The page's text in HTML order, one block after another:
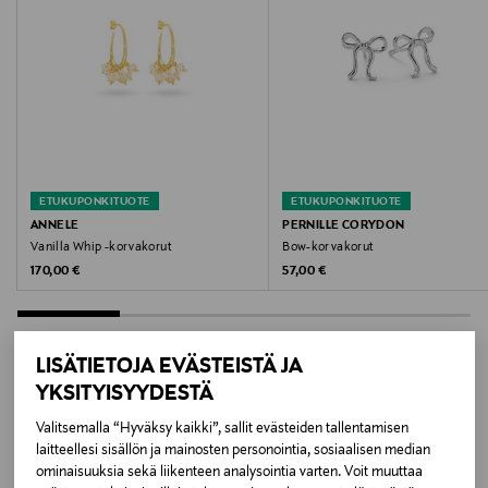
LISÄTIETOJA EVÄSTEISTÄ JA
YKSITYISYYDESTÄ
Valitsemalla “Hyväksy kaikki”, sallit evästeiden tallentamisen
laitteellesi sisällön ja mainosten personointia, sosiaalisen median
ominaisuuksia sekä liikenteen analysointia varten. Voit muuttaa
pesuaineiden, hajuveden tai hiuslakan kanssa.
3 cm
Valmistusmaa
Suomi
Valmistajan tuotenumero
ANX5069BS
Valmistaja
ETUKUPONKITUOTE
ANNELE
Vanilla Whip -korvakorut
Original Price
170,00 €
ETUKUPONKITUOTE
PERNILLE CORYDON
Bow-korvakorut
Original Price
57,00 €
LISÄÄ KIINNOSTAVIA
TUOTTEITA